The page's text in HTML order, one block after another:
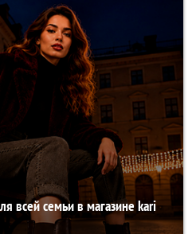
всей семьи в магазине kari